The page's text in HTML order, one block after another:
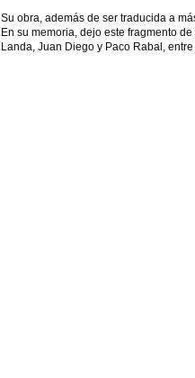
Su obra, además de ser traducida a
En su memoria, dejo este fragmento
Landa, Juan Diego y Paco Rabal, entre